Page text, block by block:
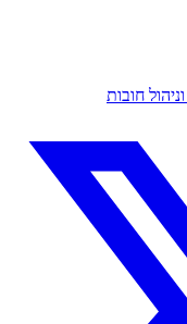
חובות